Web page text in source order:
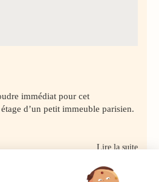
immédiat pour cet
d’un petit immeuble parisien.
Lire la suite